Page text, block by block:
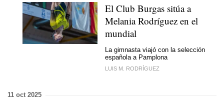
El Club Burgas sitúa a
Melania Rodríguez en el
mundial
La gimnasta viajó con la selección
española a Pamplona
LUIS M. RODRÍGUEZ
11 oct 2025